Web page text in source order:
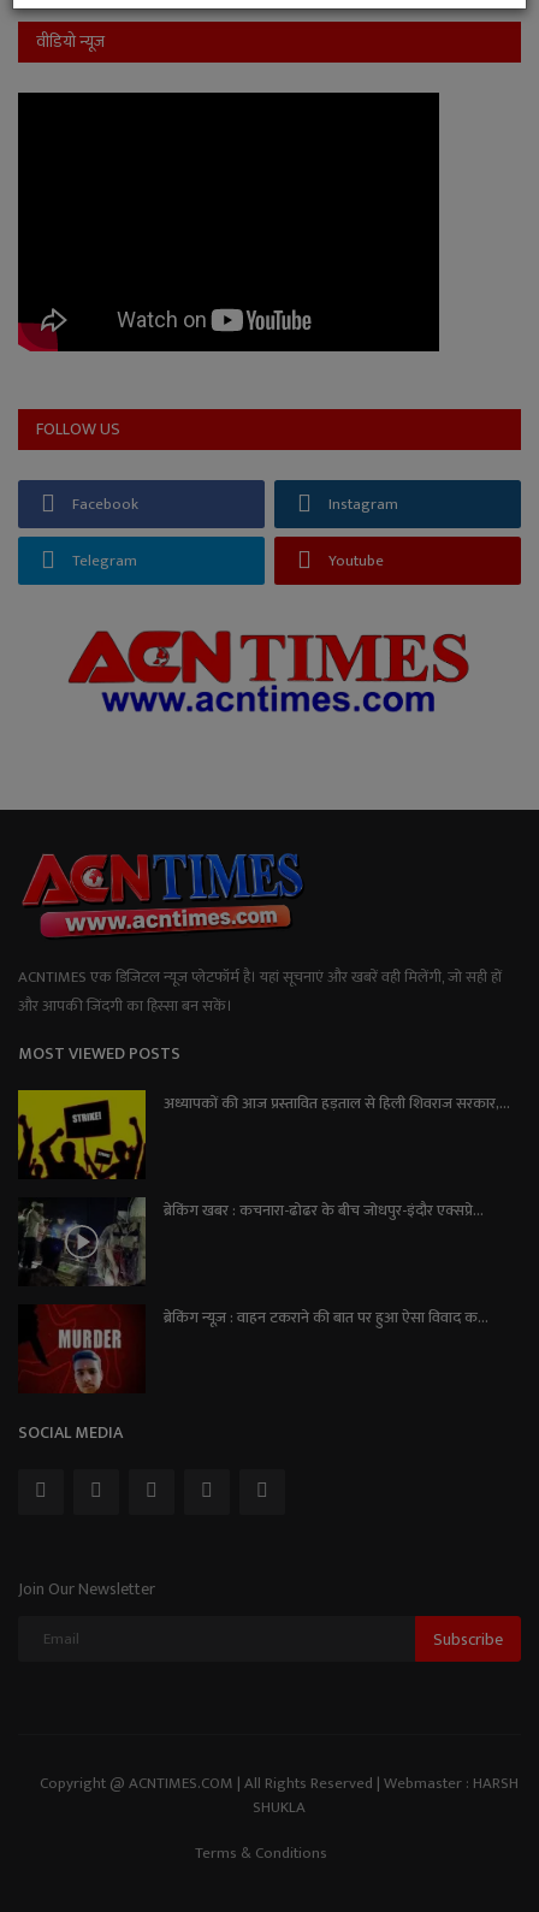
वीडियो न्यूज
FOLLOW US
Facebook Instagram
Telegram Youtube
ACNTIMES एक डिजिटल न्यूज प्लेटफॉर्म है। यहां सूचनाएं और खबरें वही मिलेंगी, जो सही हों
और आपकी जिंदगी का हिस्सा बन सकें।
MOST VIEWED POSTS
अध्यापकों की आज प्रस्तावित हड़ताल से हिली शिवराज सरकार,...
ब्रेकिंग खबर : कचनारा-ढोढर के बीच जोधपुर-इंदौर एक्सप्रे...
ब्रेकिंग न्यूज़ : वाहन टकराने की बात पर हुआ ऐसा विवाद क...
SOCIAL MEDIA
Join Our Newsletter
Subscribe
Copyright @ ACNTIMES.COM | All Rights Reserved | Webmaster : HARSH
SHUKLA
Terms & Conditions